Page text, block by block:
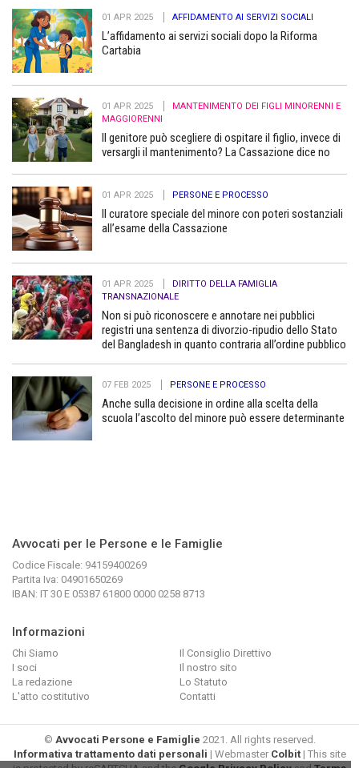
01 APR 2025 AFFIDAMENTO AI SERVIZI SOCIALI
L’affidamento ai servizi sociali dopo la Riforma
Cartabia
01 APR 2025
MANTENIMENTO DEI FIGLI MINORENNI E
MAGGIORENNI
Il genitore può scegliere di ospitare il figlio, invece di
versargli il mantenimento? La Cassazione dice no
01 APR 2025 PERSONE E PROCESSO
Il curatore speciale del minore con poteri sostanziali
all’esame della Cassazione
01 APR 2025
DIRITTO DELLA FAMIGLIA
TRANSNAZIONALE
Non si può riconoscere e annotare nei pubblici
registri una sentenza di divorzio-ripudio dello Stato
del Bangladesh in quanto contraria all’ordine pubblico
07 FEB 2025 PERSONE E PROCESSO
Anche sulla decisione in ordine alla scelta della
scuola l’ascolto del minore può essere determinante
Avvocati per le Persone e le Famiglie
Codice Fiscale: 94159400269
Partita Iva: 04901650269
IBAN: IT 30 E 05387 61800 0000 0258 8713
Informazioni
Chi Siamo
Il Consiglio Direttivo
I soci
Il nostro sito
La redazione
Lo Statuto
L'atto costitutivo
Contatti
© Avvocati Persone e Famiglie 2021. All rights reserved.
Informativa trattamento dati personali | Webmaster Colbit| This site